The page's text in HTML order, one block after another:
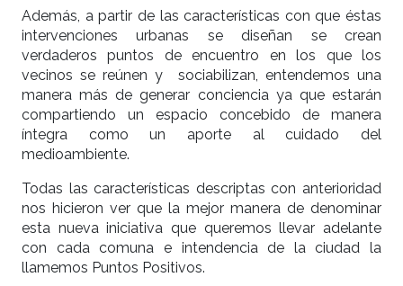
Además, a partir de las características con que éstas
intervenciones urbanas se diseñan se crean
verdaderos puntos de encuentro en los que los
vecinos se reúnen y sociabilizan, entendemos una
manera más de generar conciencia ya que estarán
compartiendo un espacio concebido de manera
íntegra como un aporte al cuidado del
medioambiente.
Todas las características descriptas con anterioridad
nos hicieron ver que la mejor manera de denominar
esta nueva iniciativa que queremos llevar adelante
con cada comuna e intendencia de la ciudad la
llamemos Puntos Positivos.